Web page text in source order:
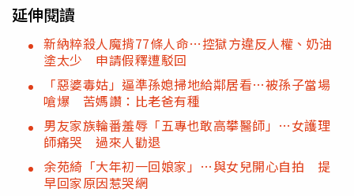
延伸閱讀
新納粹殺人魔揹77條人命…控獄方違反人權、奶油
塗太少 申請假釋遭駁回
「惡婆毒姑」逼準孫媳掃地給鄰居看…被孫子當場
嗆爆 苦媽讚：比老爸有種
男友家族輪番羞辱「五專也敢高攀醫師」…女護理
師痛哭 過來人勸退
余苑綺「大年初一回娘家」…與女兒開心自拍 提
早回家原因惹哭網